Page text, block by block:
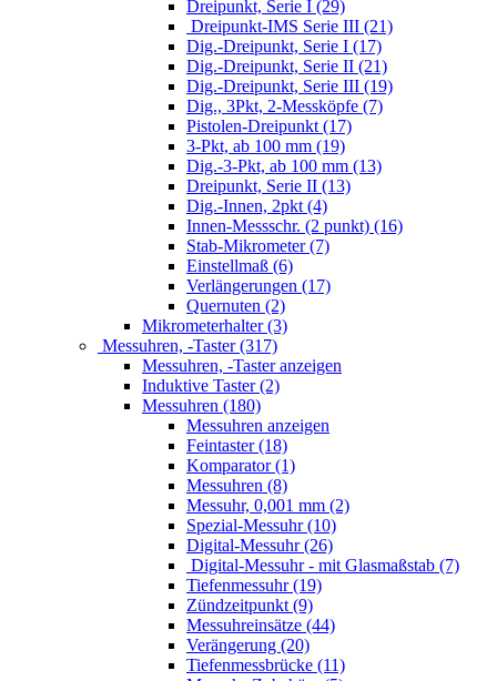
Dreipunkt, Serie I (29)
Dreipunkt-IMS Serie III (21)
Dig.-Dreipunkt, Serie I (17)
Dig.-Dreipunkt, Serie II (21)
Dig.-Dreipunkt, Serie III (19)
Dig., 3Pkt, 2-Messköpfe (7)
Pistolen-Dreipunkt (17)
3-Pkt, ab 100 mm (19)
Dig.-3-Pkt, ab 100 mm (13)
Dreipunkt, Serie II (13)
Dig.-Innen, 2pkt (4)
Innen-Messschr. (2 punkt) (16)
Stab-Mikrometer (7)
Einstellmaß (6)
Verlängerungen (17)
Quernuten (2)
Mikrometerhalter (3)
Messuhren, -Taster (317)
Messuhren, -Taster anzeigen
Induktive Taster (2)
Messuhren (180)
Messuhren anzeigen
Feintaster (18)
Komparator (1)
Messuhren (8)
Messuhr, 0,001 mm (2)
Spezial-Messuhr (10)
Digital-Messuhr (26)
Digital-Messuhr - mit Glasmaßstab (7)
Tiefenmessuhr (19)
Zündzeitpunkt (9)
Messuhreinsätze (44)
Verängerung (20)
Tiefenmessbrücke (11)